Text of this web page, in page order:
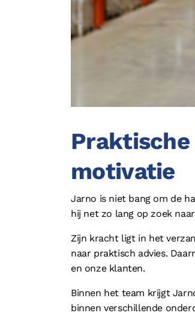
motivatie
Jarno is niet bang om de
hij net zo lang op zoek
Zijn kracht ligt in het
naar praktisch advies.
en onze klanten.
Binnen het team krijgt
binnen verschillende